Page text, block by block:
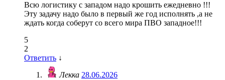
Всю логистику с западом надо крошить ежедневно !!!
Эту задачу надо было в первый же год исполнять ,а не
ждать когда соберут со всего мира ПВО западное!!!
5
2
Ответить ↓
Лекка 28.06.2026